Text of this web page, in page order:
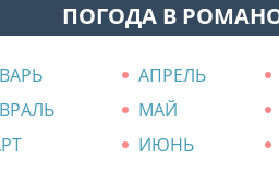
ПОГОДА В
АПРЕЛЬ
МАЙ
ИЮНЬ